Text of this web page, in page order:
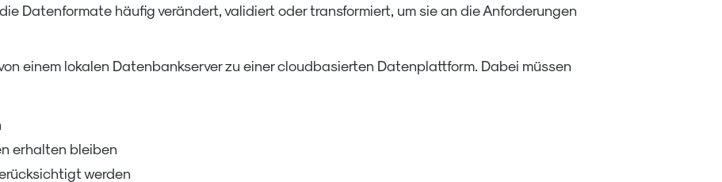
Datenformate häufig verändert, validiert oder transformiert, um sie an die Anforderungen
einem lokalen Datenbankserver zu einer cloudbasierten Datenplattform. Dabei müssen
erhalten bleiben
werden